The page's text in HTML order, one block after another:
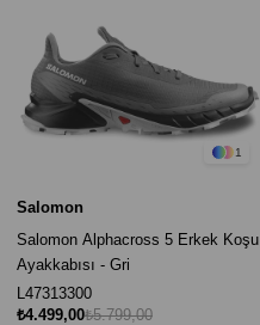
1
Salomon
Salomon Alphacross 5 Erkek Koşu
Ayakkabısı - Gri
L47313300
₺4.499,00₺5.799,00